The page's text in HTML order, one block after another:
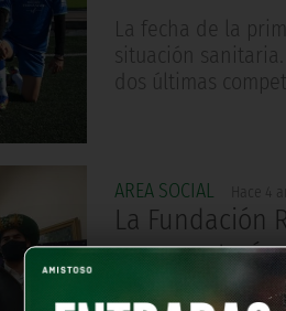
La fecha de la
situación
dos últimas
AREA SOCIAL Hace 4
La Fundación
representará
de los Reyes